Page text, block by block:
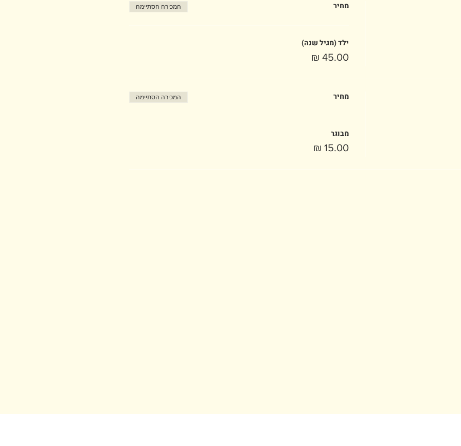
מחיר המכירה הסתיימה
ילד (מגיל שנה)
מחיר המכירה הסתיימה
מבוגר